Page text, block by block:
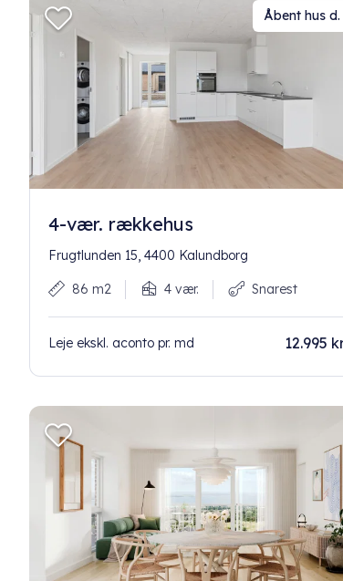
Åbent hus d.
4-vær. rækkehus
Frugtlunden 15, 4400 Kalundborg
86 m2 4 vær. Snarest
Leje ekskl. aconto pr. md 12.995